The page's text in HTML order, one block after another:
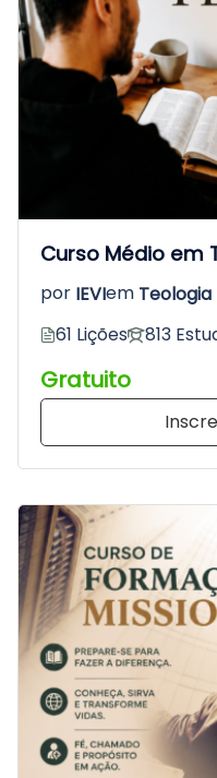
Curso Médio em
por IEVIem Teologia
61 Lições
813
Gratuito